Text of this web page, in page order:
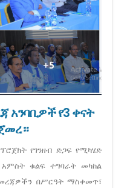
አንባቢዎች የ3 ቀናት
የገንዘብ ድጋፍ የሚካሄድ
ቁልፍ ተግባራት መካከል
በሥርዓት ማስቀመጥ፣